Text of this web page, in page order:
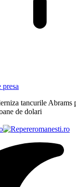
presa
tancurile Abrams
de dolari